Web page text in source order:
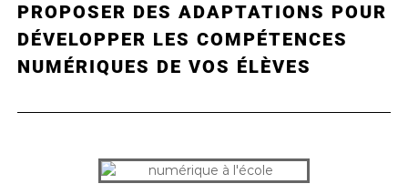
élèves
PROPOSER DES ADAPTATIONS POUR
DÉVELOPPER LES COMPÉTENCES
NUMÉRIQUES DE VOS ÉLÈVES